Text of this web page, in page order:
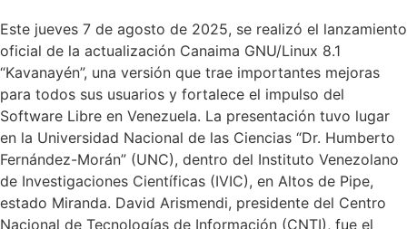
Este jueves 7 de agosto de 2025, se realizó el lanzamiento
oficial de la actualización Canaima GNU/Linux 8.1
“Kavanayén”, una versión que trae importantes mejoras
para todos sus usuarios y fortalece el impulso del
Software Libre en Venezuela. La presentación tuvo lugar
en la Universidad Nacional de las Ciencias “Dr. Humberto
Fernández-Morán” (UNC), dentro del Instituto Venezolano
de Investigaciones Científicas (IVIC), en Altos de Pipe,
estado Miranda. David Arismendi, presidente del Centro
Nacional de Tecnologías de Información (CNTI), fue el